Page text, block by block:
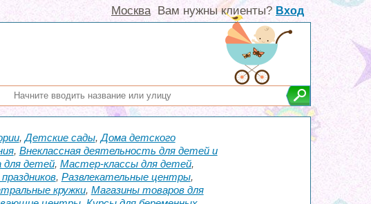
Вам нужны клиенты? Вход
Москва
,Детские сады,Дома детского
, Внеклассная деятельность для детей и
детей, Мастер-классы для детей,
, Развлекательные центры,
кружки, Магазины товаров для